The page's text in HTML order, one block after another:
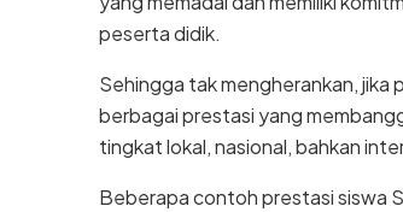
peserta didik.
Sehingga tak mengherankan, jika
berbagai prestasi yang
tingkat lokal, nasional, bahkan
Beberapa contoh prestasi siswa